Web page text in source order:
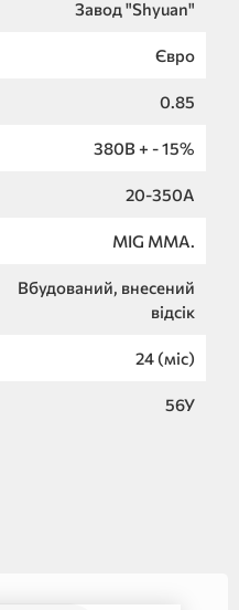
Завод "Shyuan"
Євро
0.85
380В + - 15%
20-350А
MIG MMA.
Вбудований, внесений
відсік
24 (міс)
56У